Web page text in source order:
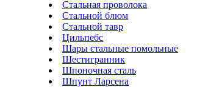
Стальная проволока
Стальной блюм
Стальной тавр
Цильпебс
Шары стальные помольные
Шестигранник
Шпоночная сталь
Шпунт Ларсена